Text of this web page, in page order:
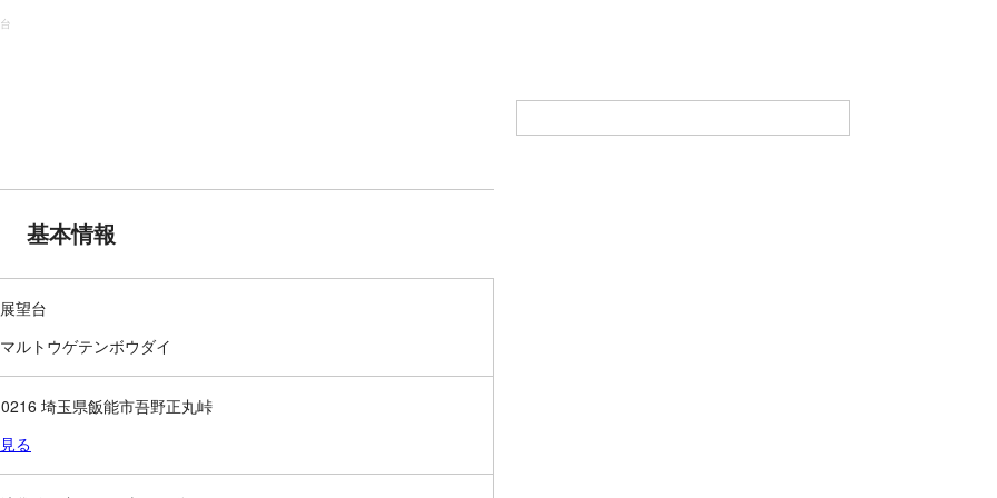
基本情報
望台
ルトウゲテンボウダイ
埼玉県飯能市吾野正丸峠
る